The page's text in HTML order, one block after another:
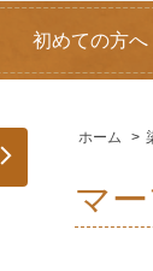
初めての方へ
ホーム >
マ